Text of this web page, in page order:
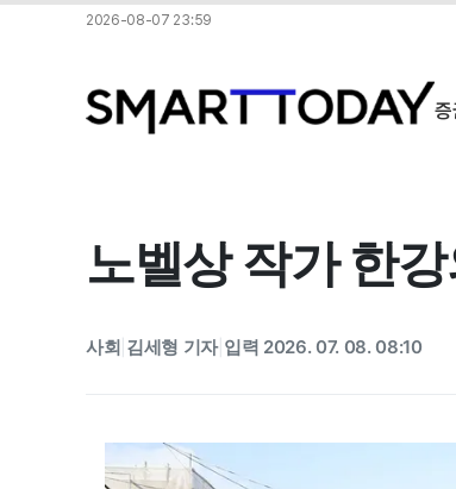
2026-08-07 23:59
노벨상 작가 한
사회 김세형 기자| 입력 2026. 07. 08. 08:10